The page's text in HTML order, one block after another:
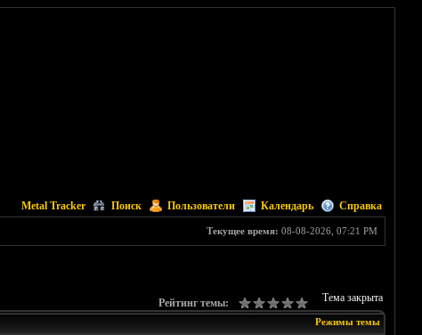
Metal Tracker Поиск Пользователи Календарь Справка
Текущее время: 08-08-2026, 07:21 PM
Тема закрыта
Рейтинг темы:
Режимы темы